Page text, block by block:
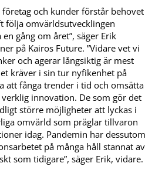
företag och kunder förstår behovet
följa omvärldsutvecklingen
gång om året”, säger Erik
på Kairos Future. ”Vidare vet vi
och agerar långsiktig är mest
kräver i sin tur nyfikenhet på
att fånga trender i tid och omsätta
innovation. De som gör det
större möjligheter att lyckas i
omvärld som präglar tillvaron
idag. Pandemin har dessutom
på många håll stannat av
som tidigare”, säger Erik, vidare.